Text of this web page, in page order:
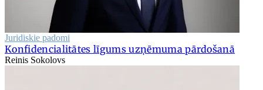
Juridiskie padomi
Konfidencialitātes līgums uzņēmuma pārdošanā
Reinis Sokolovs